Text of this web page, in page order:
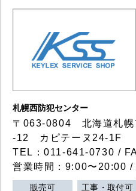
札幌西防犯センター
〒063-0804 北海道札幌
-12 カピテーヌ24-1F
TEL：011-641-0730 /
営業時間：9:00〜20:00 /
販売可 工事・取付可